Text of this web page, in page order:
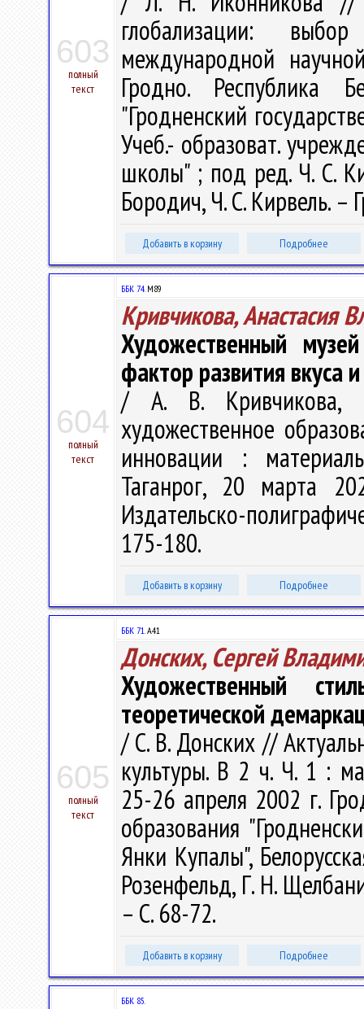
603
полный
текст
глобализации:
международной
Гродно. Республика
"Гродненский
Учеб.- образоват.
школы" ; под ред. Ч. С.
Бородич, Ч. С. Кирвель. –
Добавить в корзину Подробнее
604
полный
текст
ББК 74.М89
Кривчикова, Анастасия
Художественный
фактор развития вкуса
/ А. В.
художественное
инновации :
Таганрог, 20 марта
Издательско-
175-180.
Добавить в корзину Подробнее
605
полный
текст
ББК 71.А41
Донских, Сергей
Художественный
теоретической
/ С. В. Донских //
культуры. В 2 ч. Ч. 1 :
25-26 апреля 2002 г.
образования
Янки Купалы",
Розенфельд, Г. Н.
– С. 68-72.
Добавить в корзину Подробнее
ББК 85.